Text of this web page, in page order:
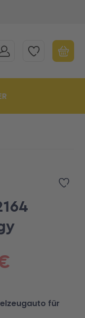
MEIN KONTOMEINE WUNSCHLISTE
Zur
für